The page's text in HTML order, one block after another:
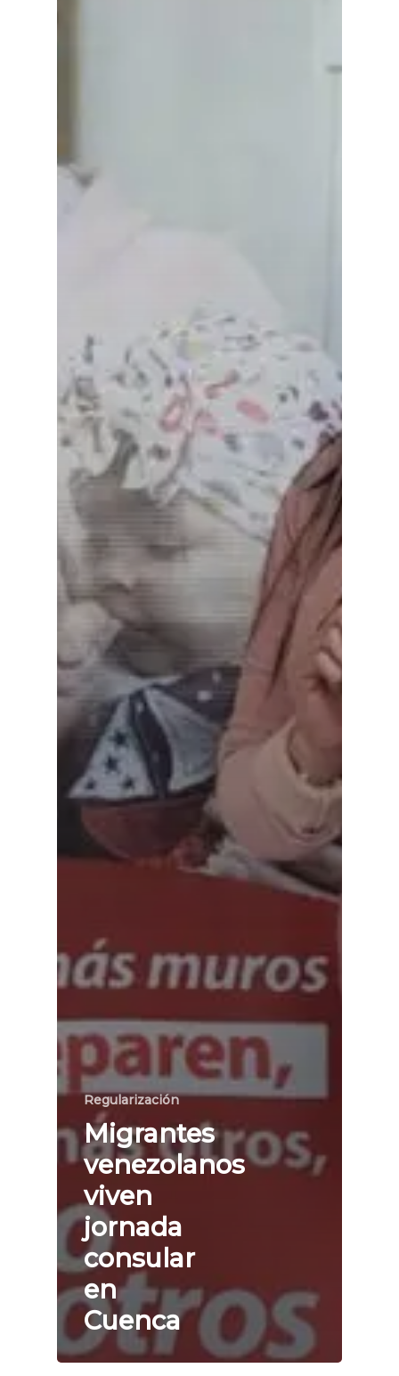
Regularización
Migrantes
venezolanos
viven
jornada
consular
en
Cuenca